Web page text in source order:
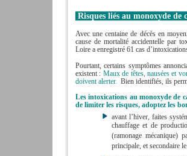
Risques liés au monoxyde de
Avec une centaine de décès en
cause de mortalité accidentelle par
Loire a enregistré 61 cas
Pourtant, certains symptômes
existent : Maux de têtes, nausées et
doivent alerter.
Bien identifiés, ils
Les intoxications au monoxyde de
de limiter les risques, adoptez les
avant l’hiver, faites
chauffage et de
(ramonage mécanique)
principale, et secondaire